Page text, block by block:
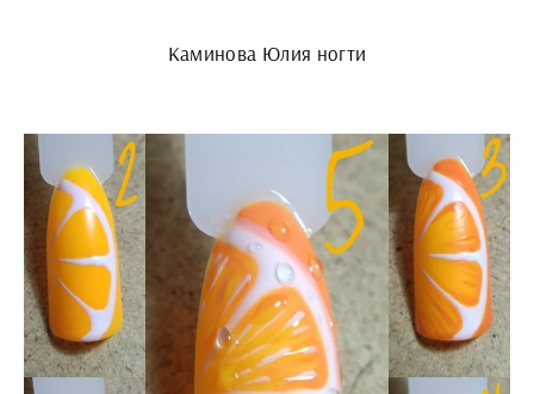
Каминова Юлия ногти